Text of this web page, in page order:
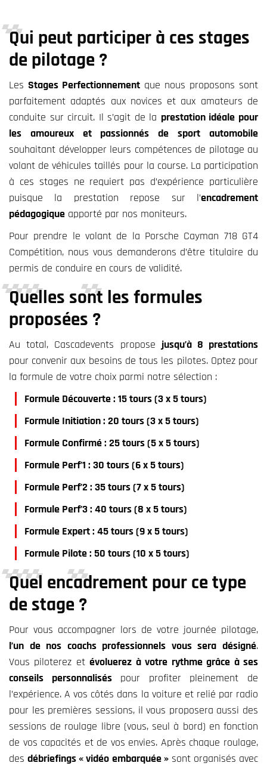
Qui peut participer à ces stages
de pilotage ?
Les Stages Perfectionnement que nous proposons sont
parfaitement adaptés aux novices et aux amateurs de
conduite sur circuit. Il s’agit de la prestation idéale pour
les amoureux et passionnés de sport automobile
souhaitant développer leurs compétences de pilotage au
volant de véhicules taillés pour la course. La participation
à ces stages ne requiert pas d’expérience particulière
puisque la prestation repose sur l’encadrement
pédagogique apporté par nos moniteurs.
Pour prendre le volant de la Porsche Cayman 718 GT4
Compétition, nous vous demanderons d’être titulaire du
permis de conduire en cours de validité.
Quelles sont les formules
proposées ?
Au total, Cascadevents propose jusqu’à 8 prestations
pour convenir aux besoins de tous les pilotes. Optez pour
la formule de votre choix parmi notre sélection :
Formule Découverte : 15 tours (3 x 5 tours)
Formule Initiation : 20 tours (3 x 5 tours)
Formule Confirmé : 25 tours (5 x 5 tours)
Formule Perf’1 : 30 tours (6 x 5 tours)
Formule Perf’2 : 35 tours (7 x 5 tours)
Formule Perf’3 : 40 tours (8 x 5 tours)
Formule Expert : 45 tours (9 x 5 tours)
Formule Pilote : 50 tours (10 x 5 tours)
Quel encadrement pour ce type
de stage ?
Pour vous accompagner lors de votre journée pilotage,
l’un de nos coachs professionnels vous sera désigné.
Vous piloterez etévoluerez à votre rythme grâce à ses
conseils personnaliséspour profiter pleinement de
l’expérience.A vos côtés dans la voiture et relié par radio
pour les premières sessions, il vous proposera aussi des
sessions de roulage libre (vous, seul à bord) en fonction
de vos capacités et de vos envies. Après chaque roulage,
desdébriefings « vidéo embarquée »sont organisés avec